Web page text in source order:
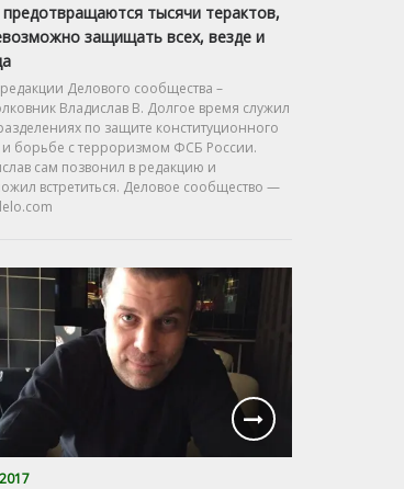
предотвращаются тысячи терактов,
защищать всех, везде и
редакции Делового сообщества –
Владислав В. Долгое время служил
по защите конституционного
и борьбе с терроризмом ФСБ России.
сам позвонил в редакцию и
встретиться. Деловое сообщество —